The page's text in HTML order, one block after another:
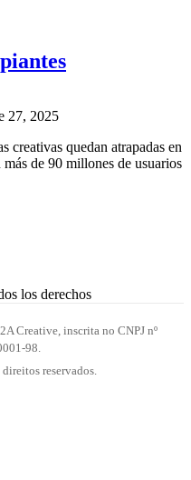
27, 2025
creativas quedan atrapadas en
de 90 millones de usuarios
los derechos
Creative, inscrita no CNPJ nº
98.
reservados.